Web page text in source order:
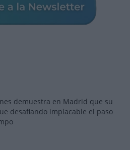
demuestra en Madrid que su
desafiando implacable el paso